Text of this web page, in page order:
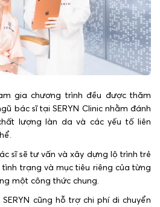
gia chương trình đều được thăm
bác sĩ tại SERYN Clinic nhằm đánh
lượng làn da và các yếu tố liên
sĩ sẽ tư vấn và xây dựng lộ trình trẻ
trạng và mục tiêu riêng của từng
một công thức chung.
cũng hỗ trợ chi phí di chuyển